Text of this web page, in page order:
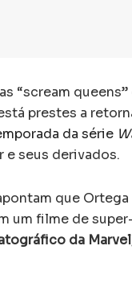
“scream
prestes a
da série
seus derivados.
que
um filme de
da Marvel